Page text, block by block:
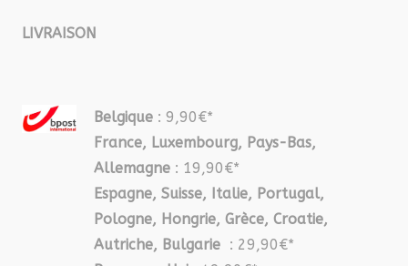
LIVRAISON
Belgique : 9,90€*
France, Luxembourg, Pays-Bas,
Allemagne : 19,90€*
Espagne, Suisse, Italie, Portugal,
Pologne, Hongrie, Grèce, Croatie,
Autriche, Bulgarie : 29,90€*